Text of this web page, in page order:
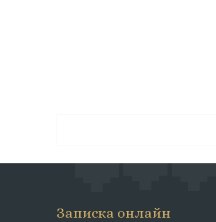
Записка онлайн